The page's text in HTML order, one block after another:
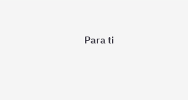
Para ti